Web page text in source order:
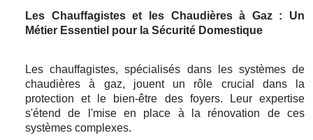
Les Chauffagistes et les Chaudières à Gaz : Un
Métier Essentiel pour la Sécurité Domestique
Les chauffagistes, spécialisés dans les systèmes de
chaudières à gaz, jouent un rôle crucial dans la
protection et le bien-être des foyers. Leur expertise
s'étend de l'mise en place à la rénovation de ces
systèmes complexes.